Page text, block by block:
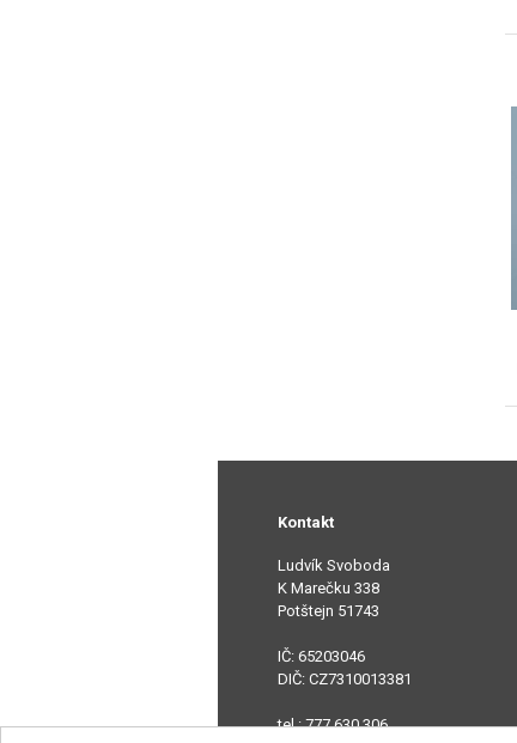
Kontakt
Ludvík Svoboda
K Marečku 338
Potštejn 51743
IČ: 65203046
DIČ: CZ7310013381
tel.: 777 630 306